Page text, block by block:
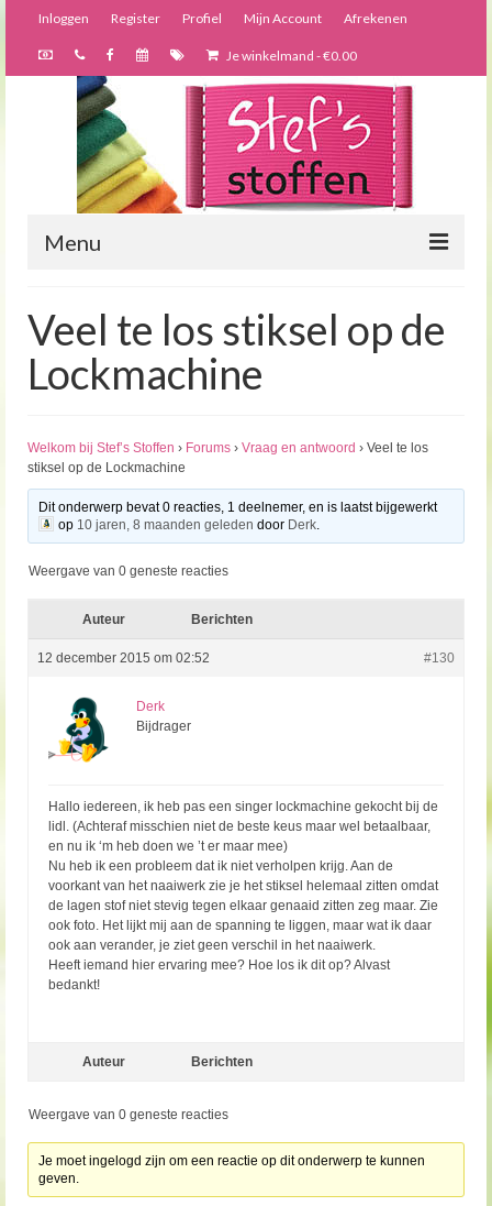
Inloggen Register Profiel Mijn Account Afrekenen
Je winkelmand -€0.00
Menu
Webshop
Bijzondere creaties
Forums
Veel te los stiksel op de
Lockmachine
Welkom bij Stef’s Stoffen › Forums › Vraag en antwoord › Veel te los
stiksel op de Lockmachine
Dit onderwerp bevat 0 reacties, 1 deelnemer, en is laatst bijgewerkt
op 10 jaren, 8 maanden geleden door Derk.
Weergave van 0 geneste reacties
Auteur Berichten
12 december 2015 om 02:52 #130
Derk
Bijdrager
Hallo iedereen, ik heb pas een singer lockmachine gekocht bij de
lidl. (Achteraf misschien niet de beste keus maar wel betaalbaar,
en nu ik ‘m heb doen we ’t er maar mee)
Nu heb ik een probleem dat ik niet verholpen krijg. Aan de
voorkant van het naaiwerk zie je het stiksel helemaal zitten omdat
de lagen stof niet stevig tegen elkaar genaaid zitten zeg maar. Zie
ook foto. Het lijkt mij aan de spanning te liggen, maar wat ik daar
ook aan verander, je ziet geen verschil in het naaiwerk.
Heeft iemand hier ervaring mee? Hoe los ik dit op? Alvast
bedankt!
Auteur Berichten
Weergave van 0 geneste reacties
Je moet ingelogd zijn om een reactie op dit onderwerp te kunnen
geven.